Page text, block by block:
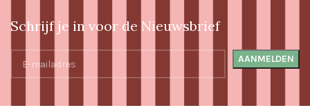
Schrijf je in voor de Nieuwsbrief